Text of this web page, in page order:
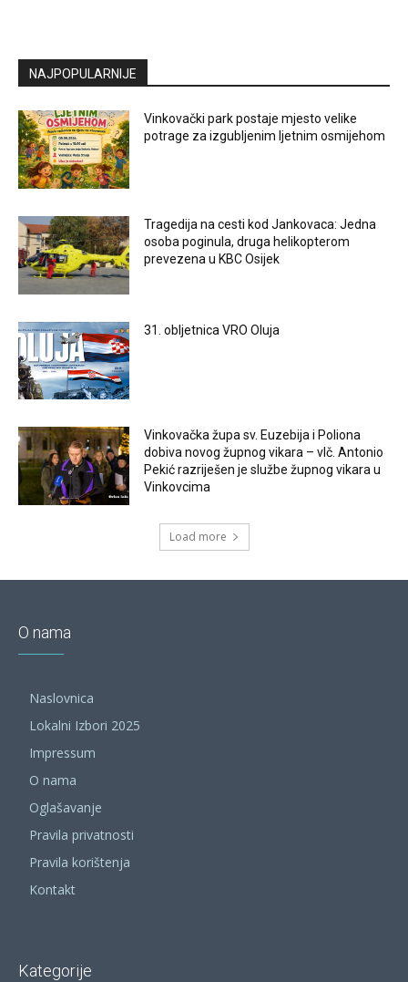
NAJPOPULARNIJE
Vinkovački park postaje mjesto velike
potrage za izgubljenim ljetnim osmijehom
Tragedija na cesti kod Jankovaca: Jedna
osoba poginula, druga helikopterom
prevezena u KBC Osijek
31. obljetnica VRO Oluja
Vinkovačka župa sv. Euzebija i Poliona
dobiva novog župnog vikara – vlč. Antonio
Pekić razriješen je službe župnog vikara u
Vinkovcima
Load more
O nama
Naslovnica
Lokalni Izbori 2025
Impressum
O nama
Oglašavanje
Pravila privatnosti
Pravila korištenja
Kontakt
Kategorije